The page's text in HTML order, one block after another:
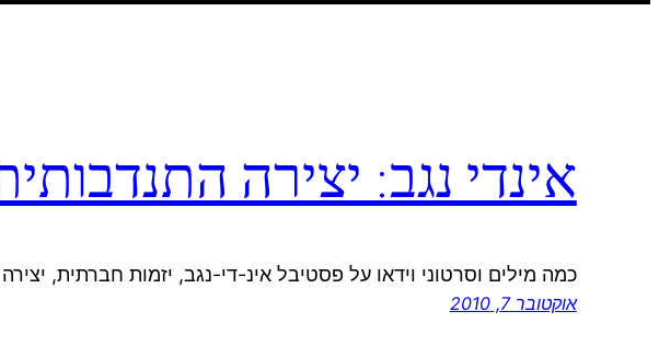
אינדי נגב: יצירה
כמה מילים וסרטוני וידאו על פסטיבל אינ-די-נגב, יזמות חברתית,
אוקטובר 7, 2010